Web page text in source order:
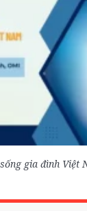
gia đình Việt